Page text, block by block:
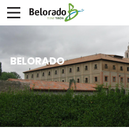
BELORADO